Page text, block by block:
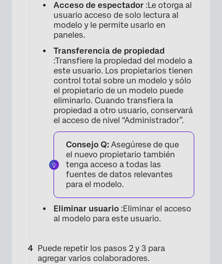
×
×
Acceso de espectador :Le otorga al
usuario acceso de solo lectura al
modelo y le permite usarlo en
paneles.
Transferencia de propiedad
:Transfiere la propiedad del modelo a
este usuario. Los propietarios tienen
control total sobre un modelo y sólo
el propietario de un modelo puede
eliminarlo. Cuando transfiera la
propiedad a otro usuario, conservará
el acceso de nivel “Administrador”.
Consejo Q: Asegúrese de que
el nuevo propietario también
tenga acceso a todas las
fuentes de datos relevantes
para el modelo.
Eliminar usuario :Eliminar el acceso
al modelo para este usuario.
Puede repetir los pasos 2 y 3 para
agregar varios colaboradores.